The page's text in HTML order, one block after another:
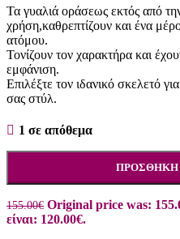
Τα γυαλιά οράσεως εκτός από
χρήση,καθρεπτίζουν και ένα
ατόμου.
Τονίζουν τον χαρακτήρα και
εμφάνιση.
Επιλέξτε τον ιδανικό σκελετό
σας στύλ.
1 σε απόθεμα
ΠΡΟΣΘΉΚΗ
155.00€ Original price was:
είναι: 120.00€.